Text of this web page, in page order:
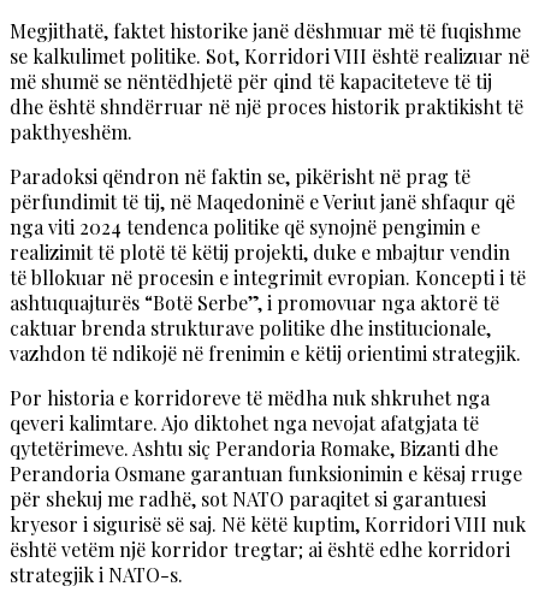
Megjithatë, faktet historike janë dëshmuar më të fuqishme
se kalkulimet politike. Sot, Korridori VIII është realizuar në
më shumë se nëntëdhjetë për qind të kapaciteteve të tij
dhe është shndërruar në një proces historik praktikisht të
pakthyeshëm.
Paradoksi qëndron në faktin se, pikërisht në prag të
përfundimit të tij, në Maqedoninë e Veriut janë shfaqur që
nga viti 2024 tendenca politike që synojnë pengimin e
realizimit të plotë të këtij projekti, duke e mbajtur vendin
të bllokuar në procesin e integrimit evropian. Koncepti i të
ashtuquajturës “Botë Serbe”, i promovuar nga aktorë të
caktuar brenda strukturave politike dhe institucionale,
vazhdon të ndikojë në frenimin e këtij orientimi strategjik.
Por historia e korridoreve të mëdha nuk shkruhet nga
qeveri kalimtare. Ajo diktohet nga nevojat afatgjata të
qytetërimeve. Ashtu siç Perandoria Romake, Bizanti dhe
Perandoria Osmane garantuan funksionimin e kësaj rruge
për shekuj me radhë, sot NATO paraqitet si garantuesi
kryesor i sigurisë së saj. Në këtë kuptim, Korridori VIII nuk
është vetëm një korridor tregtar; ai është edhe korridori
strategjik i NATO-s.